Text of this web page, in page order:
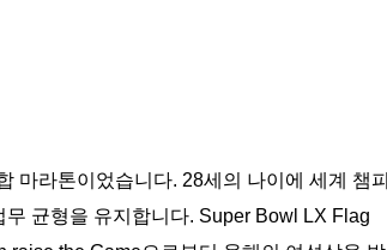
마라톤이었습니다. 28세의 나이에 세계 챔피
무 균형을 유지합니다. Super Bowl LX Flag